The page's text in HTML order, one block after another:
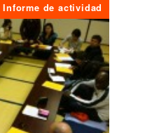
Informe de actividad